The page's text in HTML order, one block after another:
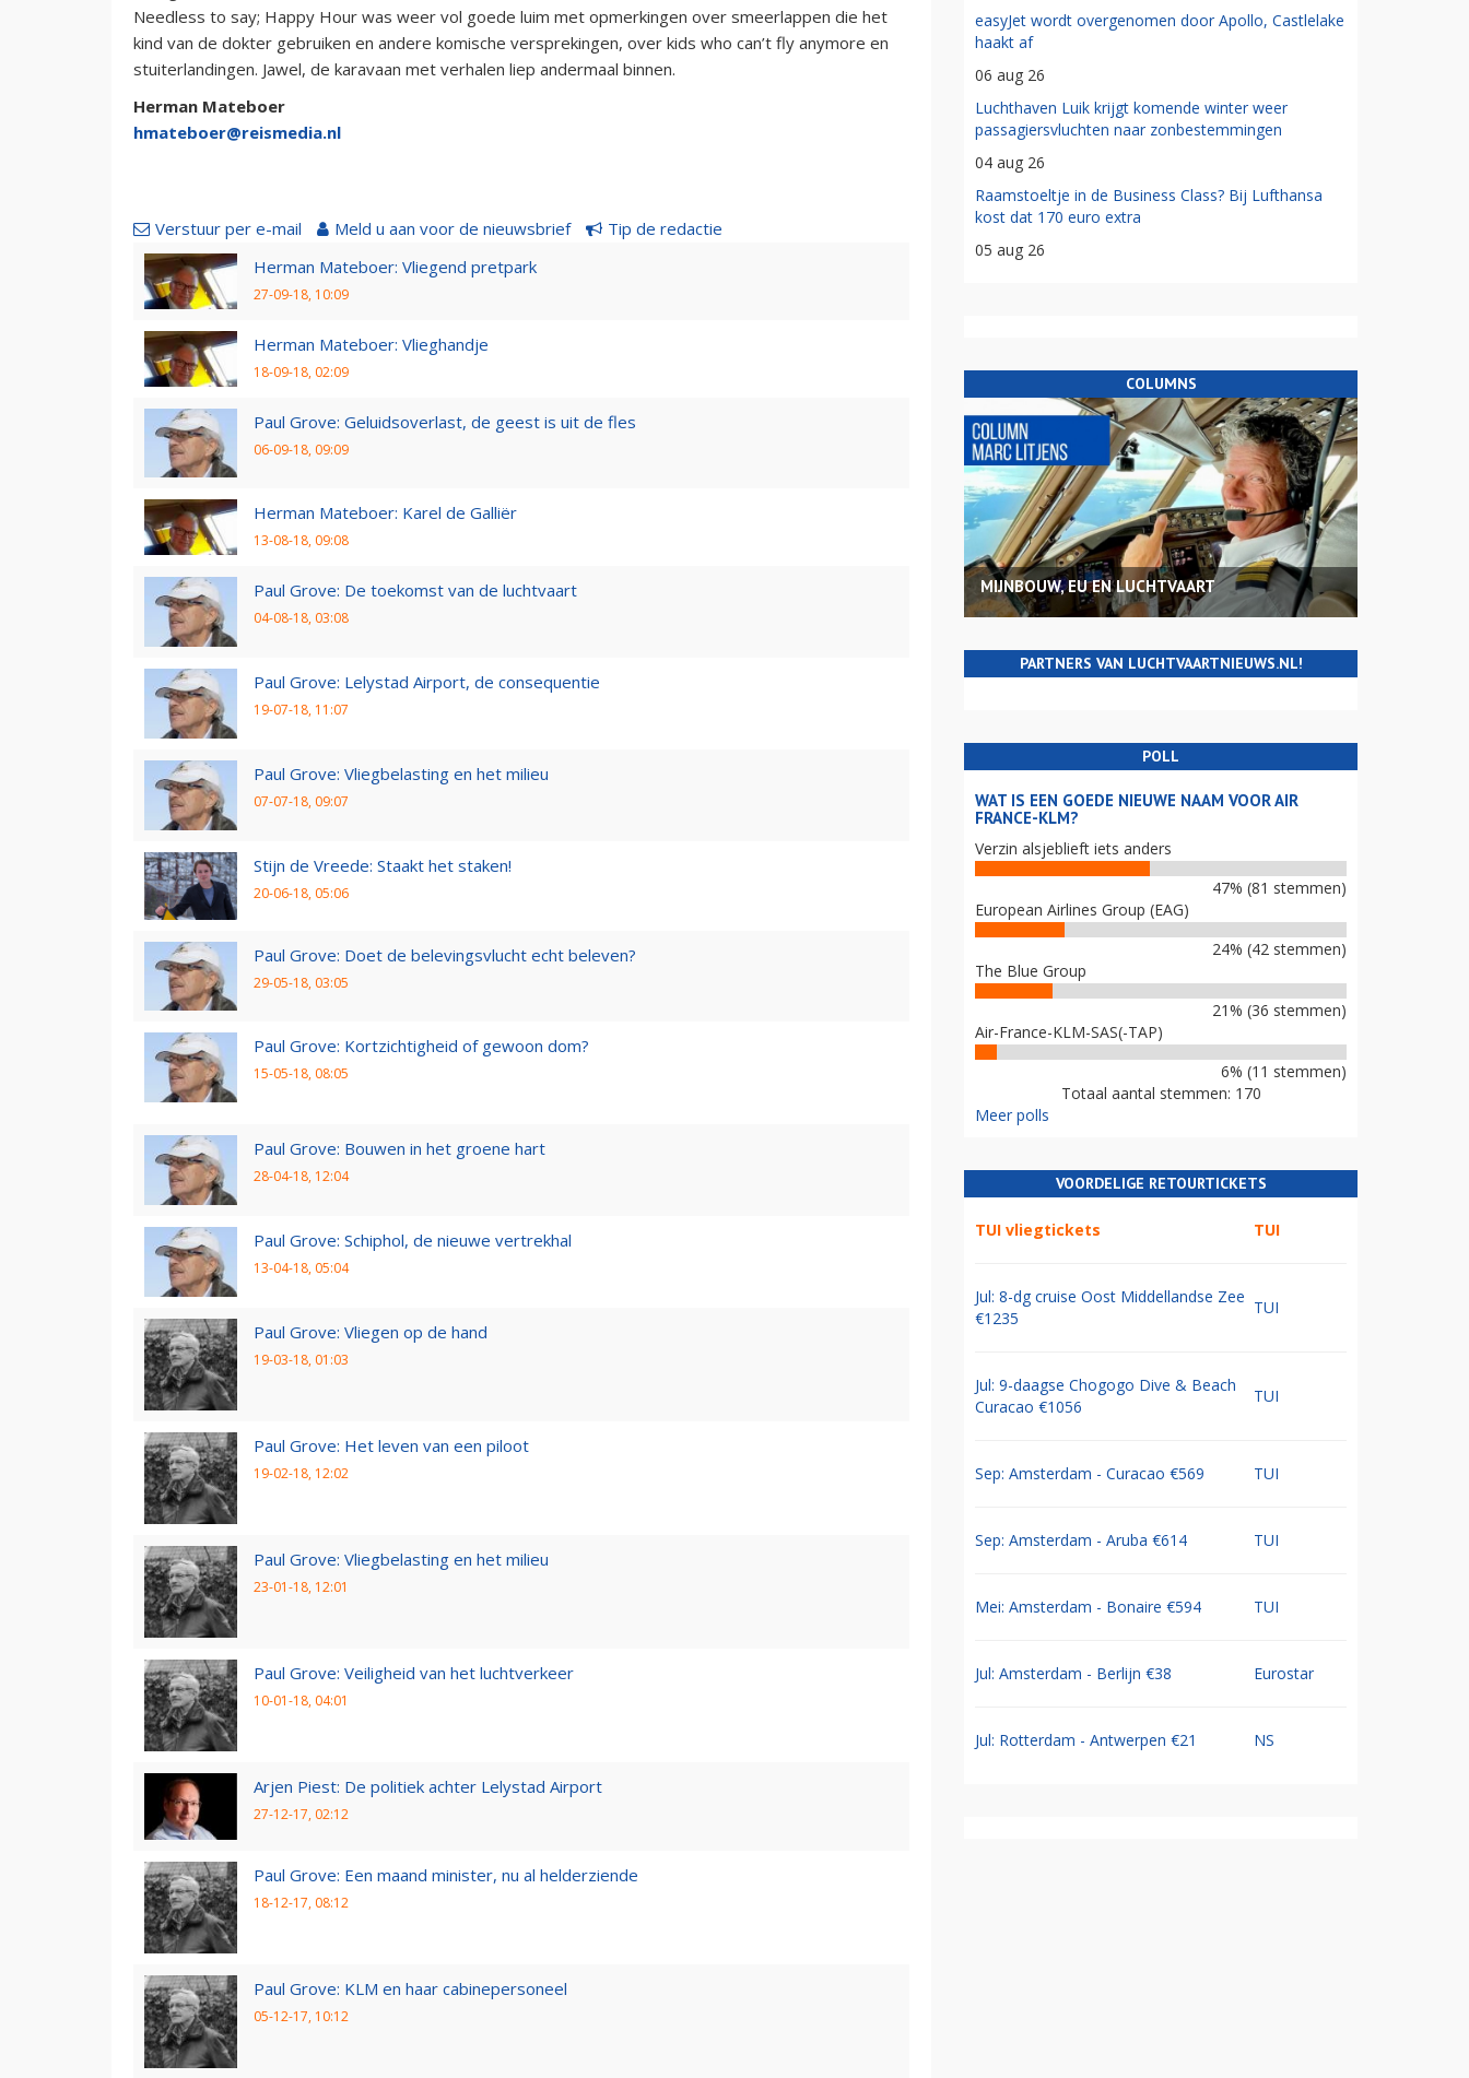
Needless to say; Happy Hour was weer vol goede luim met opmerkingen over smeerlappen die het
kind van de dokter gebruiken en andere komische versprekingen, over kids who can’t fly anymore en
stuiterlandingen. Jawel, de karavaan met verhalen liep andermaal binnen.
Herman Mateboer
hmateboer@reismedia.nl
Verstuur per e-mail Meld u aan voor de nieuwsbrief
Tip de redactie
Herman Mateboer: Vliegend pretpark
27-09-18, 10:09
Herman Mateboer: Vlieghandje
18-09-18, 02:09
Paul Grove: Geluidsoverlast, de geest is uit de fles
06-09-18, 09:09
Herman Mateboer: Karel de Galliër
13-08-18, 09:08
Paul Grove: De toekomst van de luchtvaart
04-08-18, 03:08
Paul Grove: Lelystad Airport, de consequentie
19-07-18, 11:07
Paul Grove: Vliegbelasting en het milieu
07-07-18, 09:07
Stijn de Vreede: Staakt het staken!
20-06-18, 05:06
Paul Grove: Doet de belevingsvlucht echt beleven?
29-05-18, 03:05
Paul Grove: Kortzichtigheid of gewoon dom?
15-05-18, 08:05
Paul Grove: Bouwen in het groene hart
28-04-18, 12:04
Paul Grove: Schiphol, de nieuwe vertrekhal
13-04-18, 05:04
Paul Grove: Vliegen op de hand
19-03-18, 01:03
Paul Grove: Het leven van een piloot
19-02-18, 12:02
Paul Grove: Vliegbelasting en het milieu
23-01-18, 12:01
Paul Grove: Veiligheid van het luchtverkeer
10-01-18, 04:01
Arjen Piest: De politiek achter Lelystad Airport
27-12-17, 02:12
Paul Grove: Een maand minister, nu al helderziende
18-12-17, 08:12
Paul Grove: KLM en haar cabinepersoneel
05-12-17, 10:12
easyJet wordt overgenomen door Apollo, Castlelake
haakt af
06 aug 26
Luchthaven Luik krijgt komende winter weer
passagiersvluchten naar zonbestemmingen
04 aug 26
Raamstoeltje in de Business Class? Bij Lufthansa
kost dat 170 euro extra
05 aug 26
COLUMNS
MIJNBOUW, EU EN LUCHTVAART
PARTNERS VAN LUCHTVAARTNIEUWS.NL!
POLL
WAT IS EEN GOEDE NIEUWE NAAM VOOR AIR
FRANCE-KLM?
Verzin alsjeblieft iets anders
47% (81 stemmen)
European Airlines Group (EAG)
24% (42 stemmen)
The Blue Group
21% (36 stemmen)
Air-France-KLM-SAS(-TAP)
6% (11 stemmen)
Totaal aantal stemmen: 170
Meer polls
VOORDELIGE RETOURTICKETS
TUI vliegtickets TUI
Jul: 8-dg cruise Oost Middellandse Zee
€1235
TUI
Jul: 9-daagse Chogogo Dive & Beach
Curacao €1056
TUI
Sep: Amsterdam - Curacao €569 TUI
Sep: Amsterdam - Aruba €614 TUI
Mei: Amsterdam - Bonaire €594 TUI
Jul: Amsterdam - Berlijn €38 Eurostar
Jul: Rotterdam - Antwerpen €21 NS